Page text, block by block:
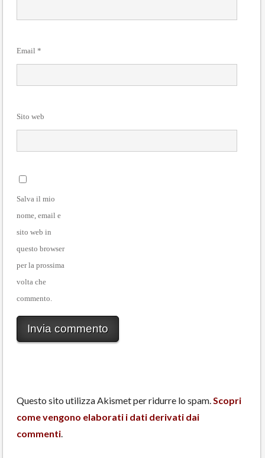
Email *
Sito web
Salva il mio
nome, email e
sito web in
questo browser
per la prossima
volta che
commento.
Questo sito utilizza Akismet per ridurre lo spam. Scopri
come vengono elaborati i dati derivati dai
commenti